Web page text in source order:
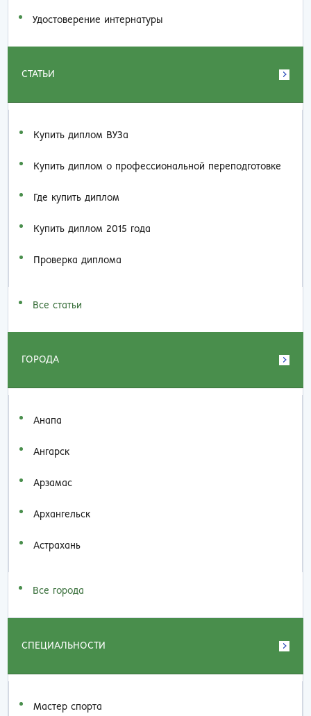
Удостоверение интернатуры
СТАТЬИ
Купить диплом ВУЗа
Купить диплом о профессиональной переподготовке
Где купить диплом
Купить диплом 2015 года
Проверка диплома
Все статьи
ГОРОДА
Анапа
Ангарск
Арзамас
Архангельск
Астрахань
Все города
СПЕЦИАЛЬНОСТИ
Мастер спорта